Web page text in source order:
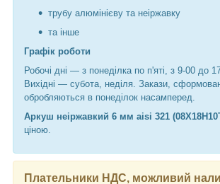
трубу алюмінієву та неіржавку
та інше
Графік роботи
Робочі дні — з понеділка по п'яті, з 9-00 до
Вихідні — субота, неділя. Закази,
обробляються в понеділок насамперед.
Аркуш неіржавкий 6 мм aisi 321
ціною.
Плательники НДС, можливий